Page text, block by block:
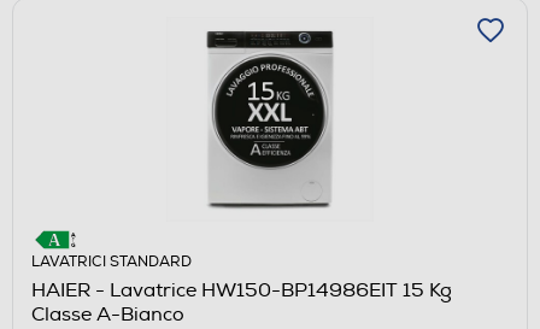
LAVATRICI STANDARD
HAIER - Lavatrice HW150-BP14986EIT 15 Kg
Classe A-Bianco